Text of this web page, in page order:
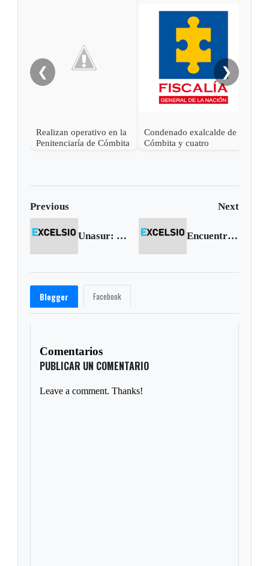
❮
Realizan operativo en la
Penitenciaría de Cómbita
Condenado exalcalde de
Cómbita y cuatro
❯
Previous Next
Unasur: Colombia pide respeto por su soberanía Encuentran cóndor que estaba desaparecido
Blogger Facebook
Comentarios
PUBLICAR UN COMENTARIO
Leave a comment. Thanks!